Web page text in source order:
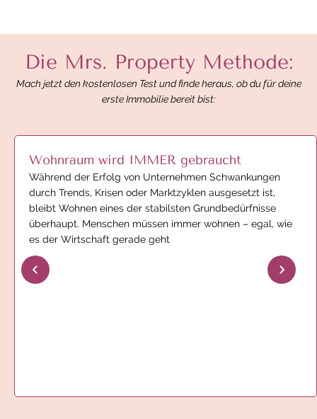
Die Mrs. Property Methode:
Mach jetzt den kostenlosen Test und finde heraus, ob du für deine
erste Immobilie bereit bist:
Wohnraum wird IMMER gebraucht
Während der Erfolg von Unternehmen Schwankungen
durch Trends, Krisen oder Marktzyklen ausgesetzt ist,
bleibt Wohnen eines der stabilsten Grundbedürfnisse
überhaupt. Menschen müssen immer wohnen – egal, wie
es der Wirtschaft gerade geht